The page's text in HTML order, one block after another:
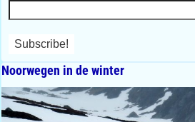
Noorwegen in de winter